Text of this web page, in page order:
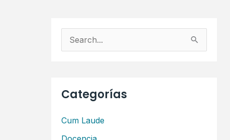
u
a
r
Categorías
Cum Laude